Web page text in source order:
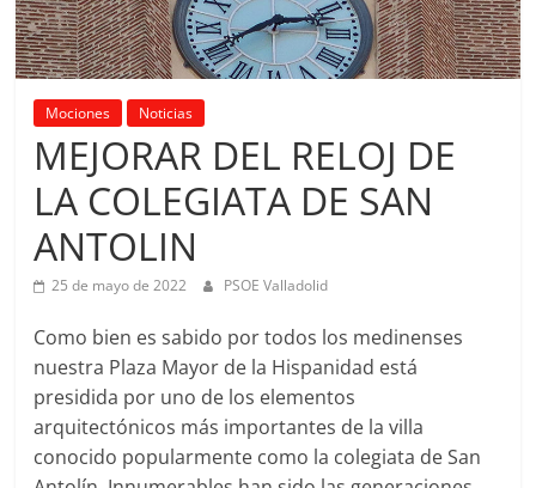
Mociones Noticias
MEJORAR DEL RELOJ DE
LA COLEGIATA DE SAN
ANTOLIN
25 de mayo de 2022 PSOE Valladolid
Como bien es sabido por todos los medinenses
nuestra Plaza Mayor de la Hispanidad está
presidida por uno de los elementos
arquitectónicos más importantes de la villa
conocido popularmente como la colegiata de San